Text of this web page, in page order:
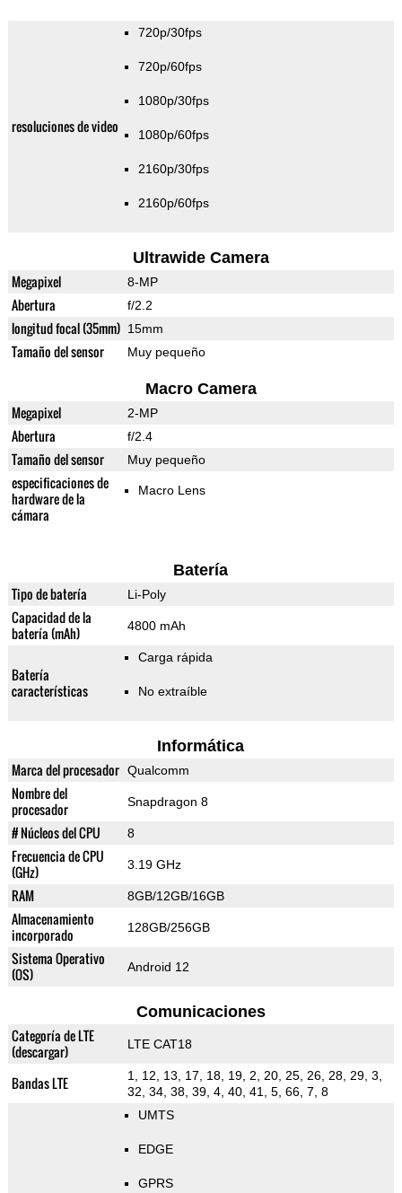
resoluciones de video
720p/30fps
720p/60fps
1080p/30fps
1080p/60fps
2160p/30fps
2160p/60fps
Ultrawide Camera
Megapixel 8-MP
Abertura f/2.2
longitud focal (35mm) 15mm
Tamaño del sensor Muy pequeño
Macro Camera
Megapixel 2-MP
Abertura f/2.4
Tamaño del sensor Muy pequeño
especificaciones de
hardware de la
cámara
Macro Lens
Batería
Tipo de batería Li-Poly
Capacidad de la
batería (mAh)
4800 mAh
Batería
características
Carga rápida
No extraíble
Informática
Marca del procesador Qualcomm
Nombre del
procesador
Snapdragon 8
# Núcleos del CPU 8
Frecuencia de CPU
(GHz)
3.19 GHz
RAM 8GB/12GB/16GB
Almacenamiento
incorporado
128GB/256GB
Sistema Operativo
(OS)
Android 12
Comunicaciones
Categoría de LTE
(descargar)
LTE CAT18
Bandas LTE
1, 12, 13, 17, 18, 19, 2, 20, 25, 26, 28, 29, 3,
32, 34, 38, 39, 4, 40, 41, 5, 66, 7, 8
UMTS
EDGE
GPRS